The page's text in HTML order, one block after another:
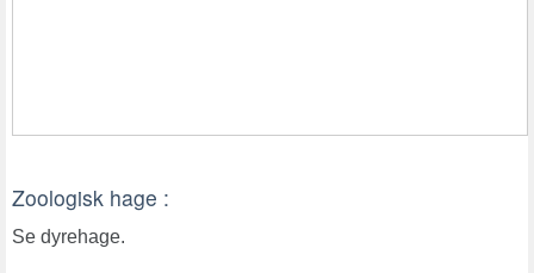
Zoologisk hage :
Se dyrehage.